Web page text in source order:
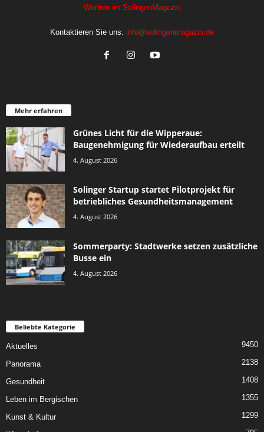
Werben im SolingenMagazin
Kontaktieren Sie uns: info@solingenmagazin.de
Mehr erfahren
Grünes Licht für die Wipperaue:
Baugenehmigung für Wiederaufbau erteilt
4. August 2026
Solinger Startup startet Pilotprojekt für
betriebliches Gesundheitsmanagement
4. August 2026
Sommerparty: Stadtwerke setzen zusätzliche
Busse ein
4. August 2026
Beliebte Kategorie
Aktuelles 9450
Panorama 2138
Gesundheit 1408
Leben im Bergischen 1355
Kunst & Kultur 1299